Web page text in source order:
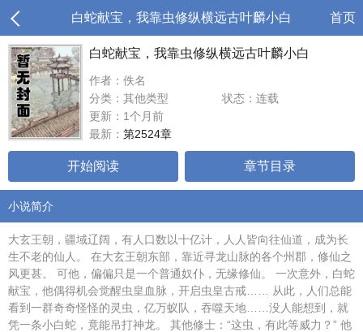
白蛇献宝，我靠虫修纵横远古叶麟小白 首页
白蛇献宝，我靠虫修纵横远古叶麟小白
作者：佚名
分类：其他类型
状态：连载
更新：1个月前
最新： 第2524章
开始阅读 章节目录
小说简介
大玄王朝，疆域辽阔，有人口数以十亿计，人人皆向往仙道，成为长
生不老的仙人。 在大玄王朝东部，靠近寻龙山脉的各个州郡，修仙之
风更甚。 可他，偏偏只是一个普通奴仆，无缘修仙。 一次意外，白蛇
献宝，他偶得机会觉醒虫皇血脉，开启虫皇古戒…… 从此，人们总能
看到一群奇奇怪怪的灵虫，亿万蚁队，吞噬天地……没人能想到，就
凭一条小白蛇，竟能吊打神龙。 其他修士：“这虫，有此等威力？” 他